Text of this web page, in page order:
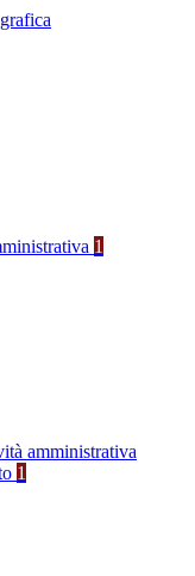
1
amministrativa
1